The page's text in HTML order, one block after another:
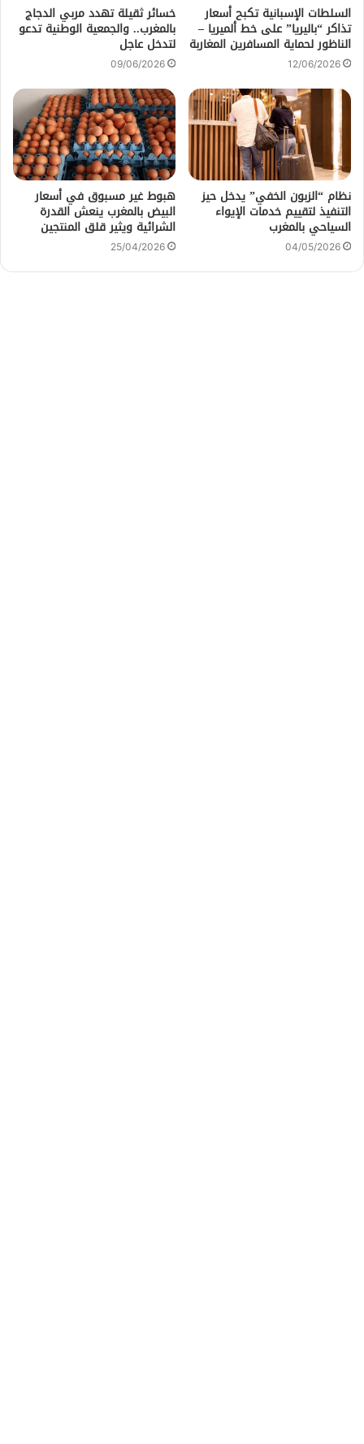
السلطات الإسبانية تكبح أسعار
تذاكر “باليريا” على خط ألميريا –
الناظور لحماية المسافرين المغاربة
12/06/2026
خسائر ثقيلة تهدد مربي الدجاج
بالمغرب.. والجمعية الوطنية تدعو
لتدخل عاجل
09/06/2026
نظام “الزبون الخفي” يدخل حيز
التنفيذ لتقييم خدمات الإيواء
السياحي بالمغرب
04/05/2026
هبوط غير مسبوق في أسعار
البيض بالمغرب ينعش القدرة
الشرائية ويثير قلق المنتجين
25/04/2026